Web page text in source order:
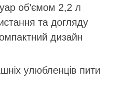
об’ємом 2,2 л
та догляду
дизайн
улюбленців пити